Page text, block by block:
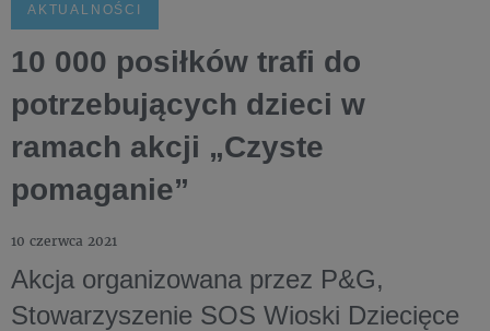
AKTUALNOŚCI
10 000 posiłków trafi do
potrzebujących dzieci w
ramach akcji „Czyste
pomaganie”
10 czerwca 2021
Akcja organizowana przez P&G,
Stowarzyszenie SOS Wioski Dziecięce